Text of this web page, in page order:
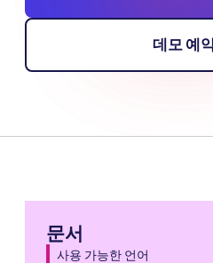
데모 예
문서
사용 가능한 언어